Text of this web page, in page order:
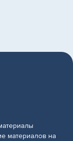
материалов на